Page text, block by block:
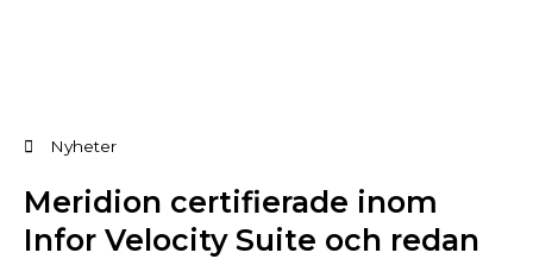
Nyheter
Meridion certifierade inom
Infor Velocity Suite och redan